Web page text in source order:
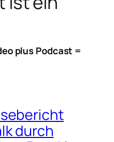
plus Podcast =
durch